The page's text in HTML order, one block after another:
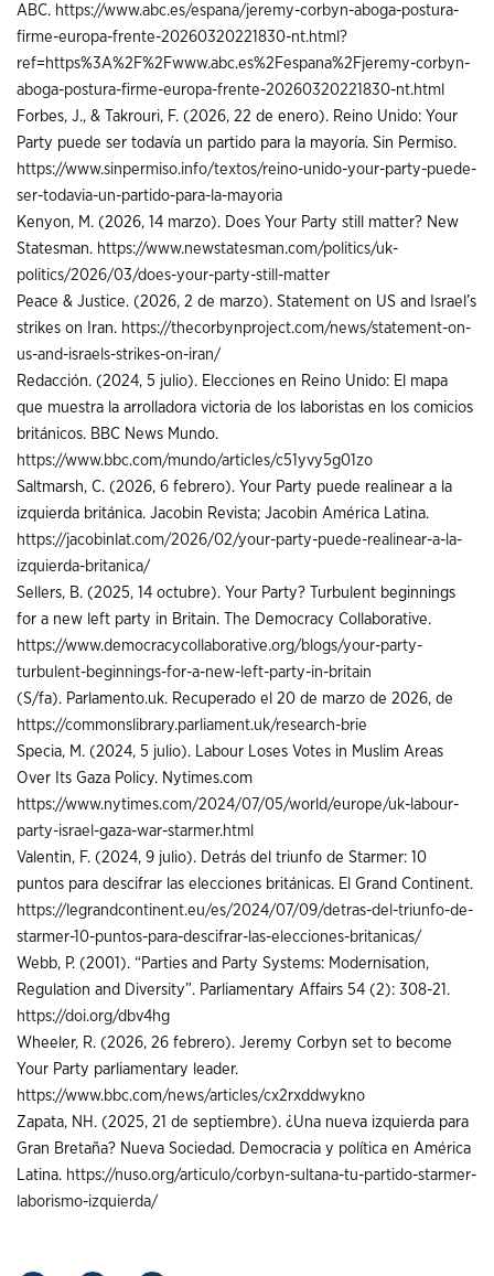
ABC. https://www.abc.es/espana/jeremy-corbyn-aboga-postura-
firme-europa-frente-20260320221830-nt.html?
ref=https%3A%2F%2Fwww.abc.es%2Fespana%2Fjeremy-corbyn-
aboga-postura-firme-europa-frente-20260320221830-nt.html
Forbes, J., & Takrouri, F. (2026, 22 de enero). Reino Unido: Your
Party puede ser todavía un partido para la mayoría. Sin Permiso.
https://www.sinpermiso.info/textos/reino-unido-your-party-puede-
ser-todavia-un-partido-para-la-mayoria
Kenyon, M. (2026, 14 marzo). Does Your Party still matter? New
Statesman. https://www.newstatesman.com/politics/uk-
politics/2026/03/does-your-party-still-matter
Peace & Justice. (2026, 2 de marzo). Statement on US and Israel’s
strikes on Iran. https://thecorbynproject.com/news/statement-on-
us-and-israels-strikes-on-iran/
Redacción. (2024, 5 julio). Elecciones en Reino Unido: El mapa
que muestra la arrolladora victoria de los laboristas en los comicios
británicos. BBC News Mundo.
https://www.bbc.com/mundo/articles/c51yvy5g01zo
Saltmarsh, C. (2026, 6 febrero). Your Party puede realinear a la
izquierda británica. Jacobin Revista; Jacobin América Latina.
https://jacobinlat.com/2026/02/your-party-puede-realinear-a-la-
izquierda-britanica/
Sellers, B. (2025, 14 octubre). Your Party? Turbulent beginnings
for a new left party in Britain. The Democracy Collaborative.
https://www.democracycollaborative.org/blogs/your-party-
turbulent-beginnings-for-a-new-left-party-in-britain
(S/fa). Parlamento.uk. Recuperado el 20 de marzo de 2026, de
https://commonslibrary.parliament.uk/research-brie
Specia, M. (2024, 5 julio). Labour Loses Votes in Muslim Areas
Over Its Gaza Policy. Nytimes.com
https://www.nytimes.com/2024/07/05/world/europe/uk-labour-
party-israel-gaza-war-starmer.html
Valentin, F. (2024, 9 julio). Detrás del triunfo de Starmer: 10
puntos para descifrar las elecciones británicas. El Grand Continent.
https://legrandcontinent.eu/es/2024/07/09/detras-del-triunfo-de-
starmer-10-puntos-para-descifrar-las-elecciones-britanicas/
Webb, P. (2001). “Parties and Party Systems: Modernisation,
Regulation and Diversity”. Parliamentary Affairs 54 (2): 308-21.
https://doi.org/dbv4hg
Wheeler, R. (2026, 26 febrero). Jeremy Corbyn set to become
Your Party parliamentary leader.
https://www.bbc.com/news/articles/cx2rxddwykno
Zapata, NH. (2025, 21 de septiembre). ¿Una nueva izquierda para
Gran Bretaña? Nueva Sociedad. Democracia y política en América
Latina. https://nuso.org/articulo/corbyn-sultana-tu-partido-starmer-
laborismo-izquierda/